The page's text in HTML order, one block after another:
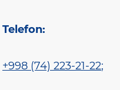
Telefon:
+998 (74) 223-21-22;